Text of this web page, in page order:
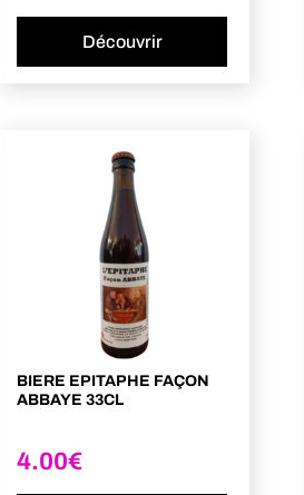
Découvrir
BIERE EPITAPHE FAÇON
ABBAYE 33CL
4.00€